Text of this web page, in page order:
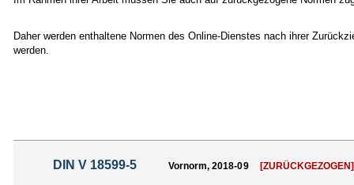
Daher werden enthaltene Normen des Online-Dienstes nach ihrer
werden.
DIN V 18599-5 Vornorm, 2018-09 [ZURÜCKGEZOGEN]